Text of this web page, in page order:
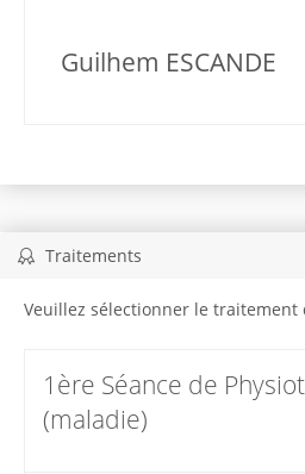
Guilhem ESCANDE
Traitements
Veuillez sélectionner le
1ère Séance de
(maladie)